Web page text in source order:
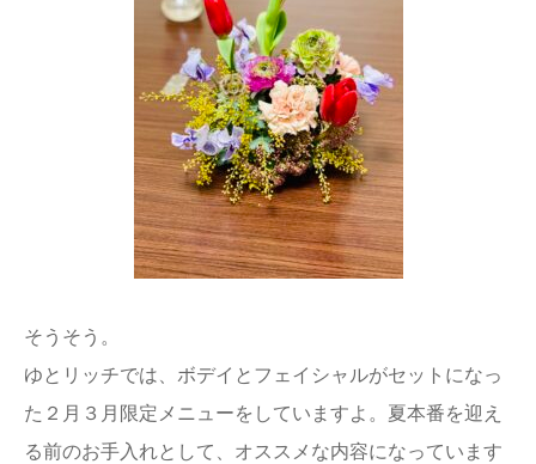
そうそう。
ゆとリッチでは、ボデイとフェイシャルがセットになっ
た２月３月限定メニューをしていますよ。夏本番を迎え
る前のお手入れとして、オススメな内容になっています